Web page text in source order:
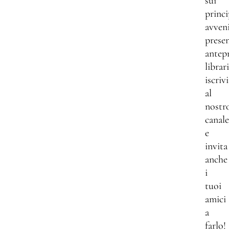
al
canale
e
invita
anche
i
tuoi
amici
a
farlo!